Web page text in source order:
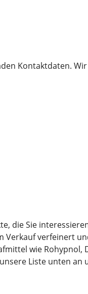
Kontaktdaten.
die Sie
verfeinert
wie Rohypnol,
Liste unten